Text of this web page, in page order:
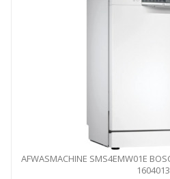
AFWASMACHINE SMS4EMW01E
+25...
1604013